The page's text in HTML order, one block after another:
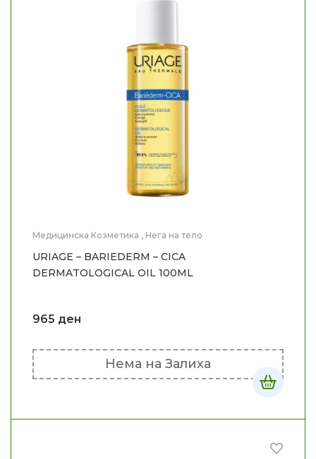
Медицинска Козметика , Нега на тело
URIAGE – BARIEDERM – CICA
DERMATOLOGICAL OIL 100ML
965 ден
Нема на Залиха